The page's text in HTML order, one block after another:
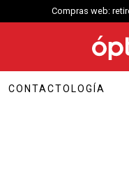
Compras web:
CONTACTOLOGÍA